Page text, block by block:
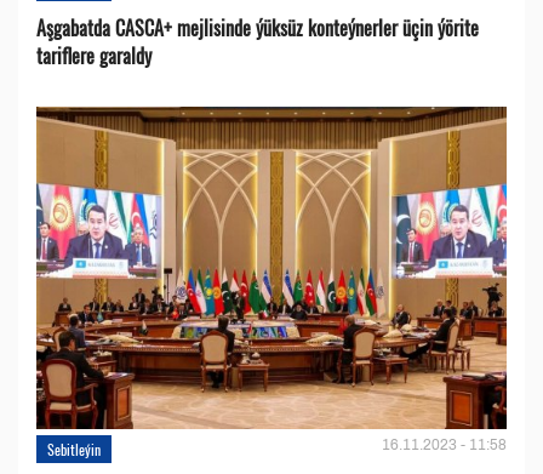
Aşgabatda CASCA+ mejlisinde ýüksüz konteýnerler üçin ýörite
tariflere garaldy
Sebitleýin 16.11.2023 - 11:58